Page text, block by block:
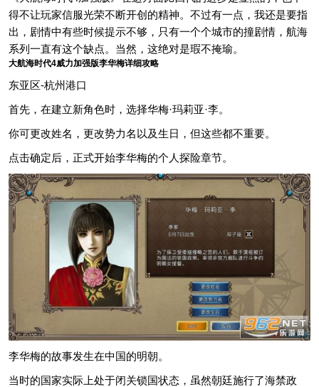
得不让玩家信服光荣不断开创的精神。不过有一点，我还是要指
出，剧情中有些时候提示不够，只有一个个城市的撞剧情，航海
系列一直有这个缺点。当然，这绝对是瑕不掩瑜。
大航海时代4威力加强版李华梅详细攻略
东亚区-杭州港口
首先，在建立新角色时，选择华梅·玛莉亚·李。
你可更改姓名，更改势力名以及生日，但这些都不重要。
点击确定后，正式开始李华梅的个人探险章节。
李华梅的故事发生在中国的明朝。
当时的国家实际上处于闭关锁国状态，虽然朝廷施行了海禁政